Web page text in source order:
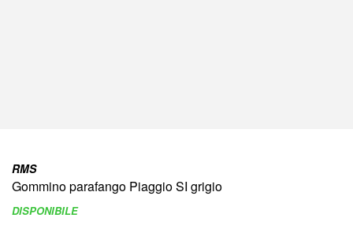
della
galleria
immagini
RMS
Gommino parafango Piaggio SI grigio
DISPONIBILE